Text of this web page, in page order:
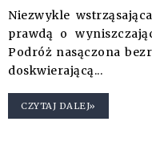
Niezwykle
prawdą o
Podróż nasączona
doskwierającą...
CZYTAJ DALEJ»